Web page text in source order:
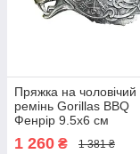
Пряжка на чоловічий
ремінь Gorillas BBQ
Фенрір 9.5х6 см
Сріблястий (bb22)
1 260 ₴ 1 381 ₴